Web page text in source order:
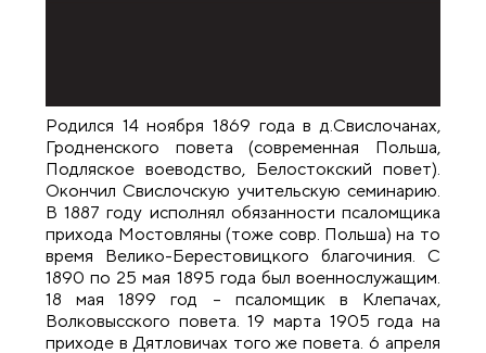
Родился 14 ноября 1869 года в д.Свислочанах,
Гродненского повета (современная Польша,
Подляское воеводство, Белостокский повет).
Окончил Свислочскую учительскую семинарию.
В 1887 году исполнял обязанности псаломщика
прихода Мостовляны (тоже совр. Польша) на то
время Велико-Берестовицкого благочиния. С
1890 по 25 мая 1895 года был военнослужащим.
18 мая 1899 год – псаломщик в Клепачах,
Волковысского повета. 19 марта 1905 года на
приходе в Дятловичах того же повета. 6 апреля